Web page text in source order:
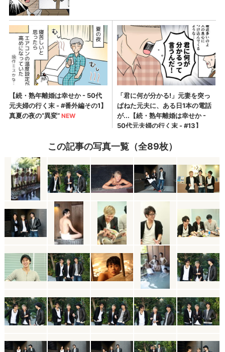
この記事の写真一覧（全89枚）